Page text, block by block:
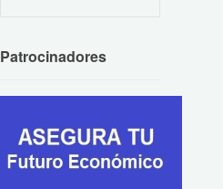
Patrocinadores